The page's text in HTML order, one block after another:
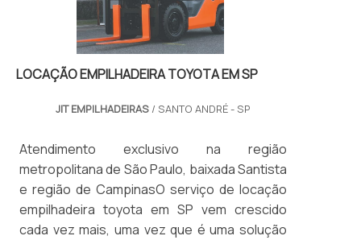
LOCAÇÃO EMPILHADEIRA TOYOTA EM SP
JIT EMPILHADEIRAS / SANTO ANDRÉ - SP
Atendimento exclusivo na região
metropolitana de São Paulo, baixada Santista
e região de CampinasO serviço de locação
empilhadeira toyota em SP vem crescido
cada vez mais, uma vez que é uma solução